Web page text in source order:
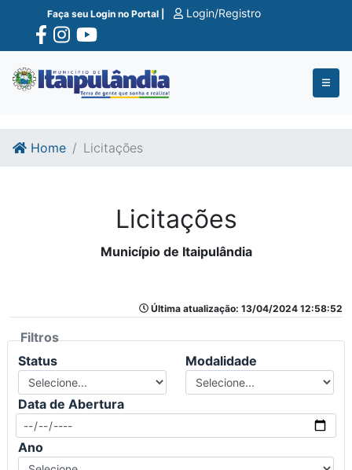
Ir para o conte�do
Ir para o fim do conte�do
Faça seu Login no Portal | Login/Registro
Home Licitações
Licitações
Município de Itaipulândia
Última atualização: 13/04/2024 12:58:52
Filtros
Status
Modalidade
Data de Abertura
Ano